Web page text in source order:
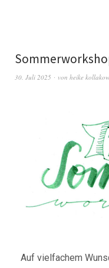
30. Juli 2025 von heike
Auf vielfachem